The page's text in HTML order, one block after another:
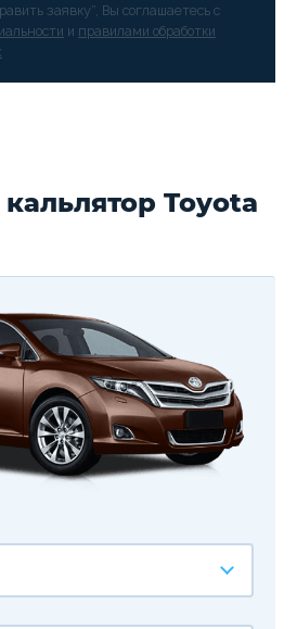
заявку”, Вы соглашаетесь с
и правилами обработки
Toyota